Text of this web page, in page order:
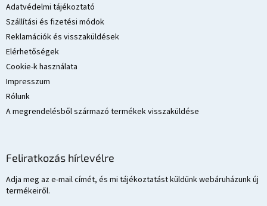
Adatvédelmi tájékoztató
Szállítási és fizetési módok
Reklamációk és visszaküldések
Elérhetőségek
Cookie-k használata
Impresszum
Rólunk
A megrendelésből származó termékek visszaküldése
Feliratkozás hírlevélre
Adja meg az e-mail címét, és mi tájékoztatást küldünk webáruházunk új
termékeiről.